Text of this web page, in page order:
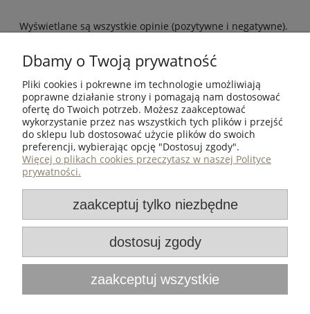
Wyświetlane są wszystkie opinie (pozytywne i negatywne).
ZAKUPY
POMOC
MOJE KONTO
INFORMACJE
Iron Oak| ul. Metalowca 30, 39-460 Nowa Dęba, woj.
podkarpackie | NIP: 8672016566 | REGON: 360520249 | e-
shop@iron-oak.pl | telefon:
Dbamy o Twoją prywatność
Pliki cookies i pokrewne im technologie umożliwiają
poprawne działanie strony i pomagają nam dostosować
ofertę do Twoich potrzeb. Możesz zaakceptować
wykorzystanie przez nas wszystkich tych plików i przejść
do sklepu lub dostosować użycie plików do swoich
preferencji, wybierając opcję "Dostosuj zgody".
Więcej o plikach cookies przeczytasz w naszej Polityce
prywatności.
zaakceptuj tylko niezbędne
dostosuj zgody
zaakceptuj wszystkie